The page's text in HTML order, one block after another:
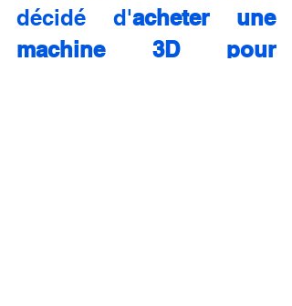
décidé d'acheter une
machine 3D pour